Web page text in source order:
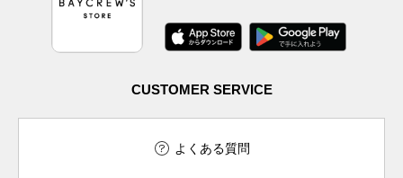
CUSTOMER SERVICE
よくある質問